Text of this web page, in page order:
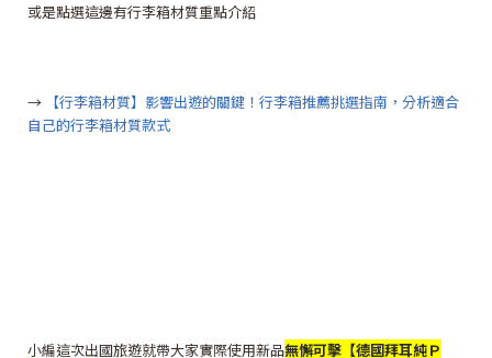
或是點選這邊有行李箱材質重點介紹
→ 【行李箱材質】影響出遊的關鍵！行李箱推薦挑選指南，分析適合
自己的行李箱材質款式
小編這次出國旅遊就帶大家實際使用新品無懈可擊【德國拜耳純Ｐ